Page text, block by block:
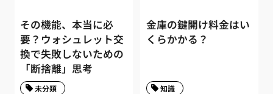
その機能、本当に必
要？ウォシュレット交
換で失敗しないための
「断捨離」思考
未分類
金庫の鍵開け料金はい
くらかかる？
知識